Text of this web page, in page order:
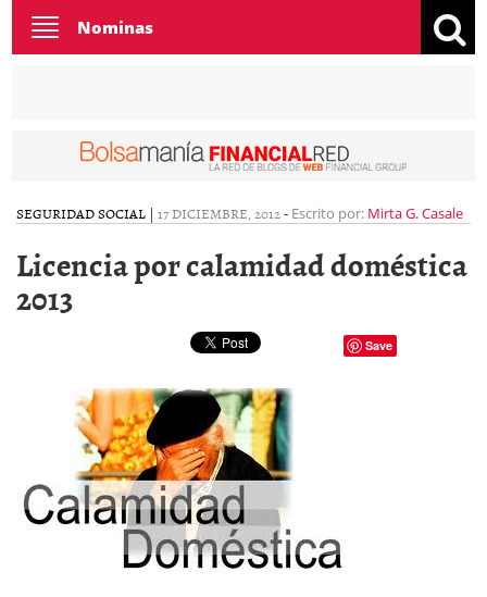
Toggle
navigation
Nominas
SEGURIDAD SOCIAL | 17 DICIEMBRE, 2012- Escrito por: Mirta G. Casale
Licencia por calamidad doméstica
2013
Save